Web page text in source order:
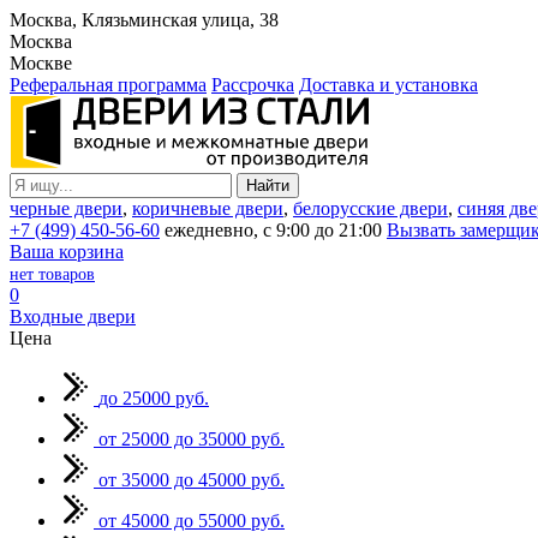
Москва, Клязьминская улица, 38
Москва
Москве
Реферальная программа Рассрочка Доставка и установка
черные двери, коричневые двери, белорусские двери, синяя
+7 (499) 450-56-60 ежедневно, с 9:00 до 21:00 Вызвать
Ваша корзина
нет товаров
0
Входные двери
Цена
до 25000 руб.
от 25000 до 35000 руб.
от 35000 до 45000 руб.
от 45000 до 55000 руб.